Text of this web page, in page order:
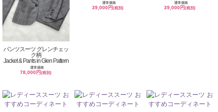
パンツスーツ グレンチェッ
ク柄
Jacket & Pants in Glen Pattern
通常価格
78,000円(税別)
通常価格
39,000円(税別)
通常価格
39,000円(税別)